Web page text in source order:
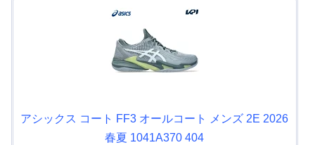
アシックス コート FF3 オールコート メンズ 2E 2026
春夏 1041A370 404